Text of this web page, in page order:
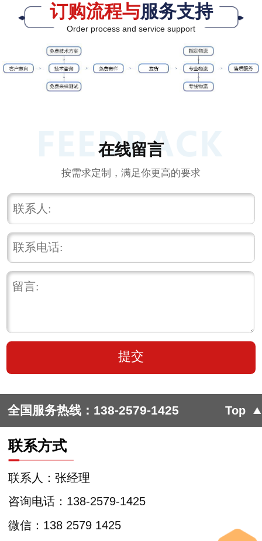
订购流程与服务支持
Order process and service support
在线留言
按需求定制，满足你更高的要求
全国服务热线： 138-2579-1425 Top
联系方式
咨询电话：138-2579-1425
联系人：张经理
微信：138 2579 1425